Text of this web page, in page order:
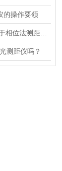
的操作要领
测距仪吗？